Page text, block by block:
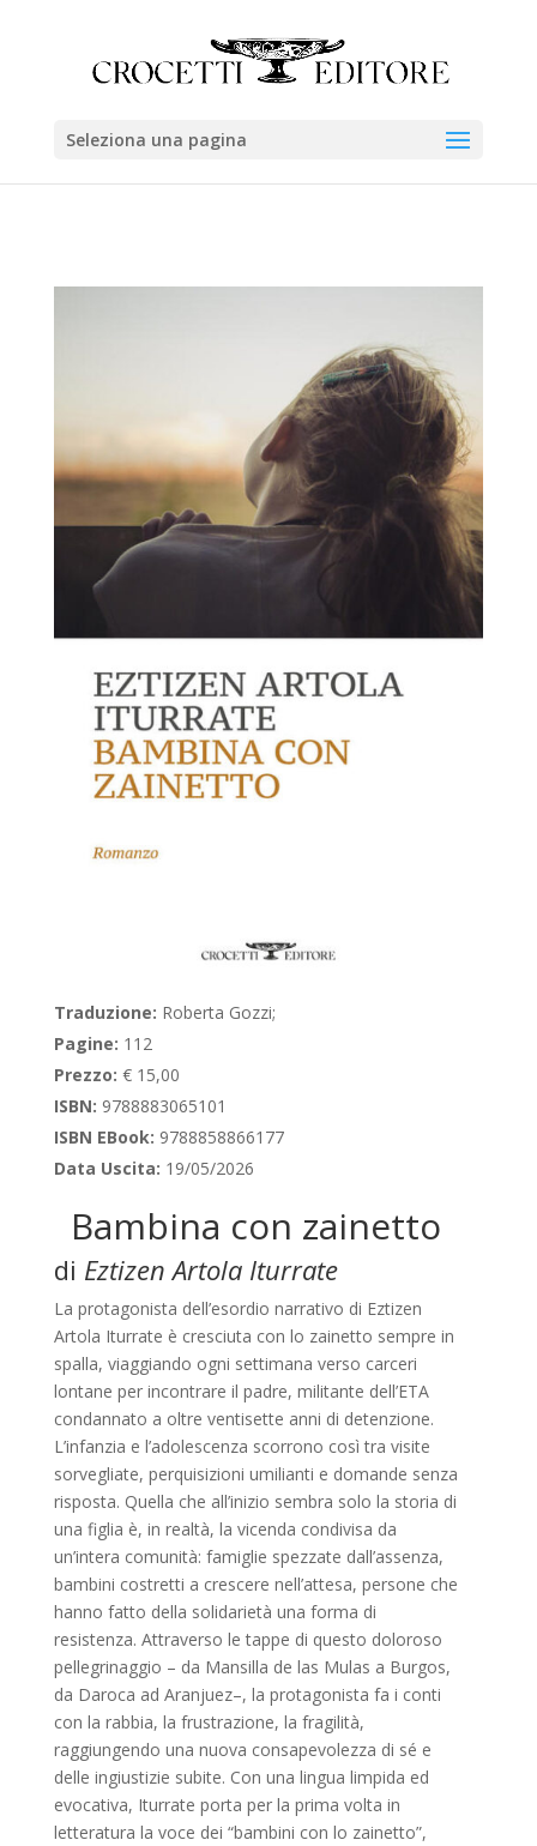
Seleziona una pagina
Traduzione: Roberta Gozzi;
Pagine: 112
Prezzo: € 15,00
ISBN: 9788883065101
ISBN EBook: 9788858866177
Data Uscita: 19/05/2026
Bambina con zainetto
di Eztizen Artola Iturrate
La protagonista dell’esordio narrativo di Eztizen
Artola Iturrate è cresciuta con lo zainetto sempre in
spalla, viaggiando ogni settimana verso carceri
lontane per incontrare il padre, militante dell’ETA
condannato a oltre ventisette anni di detenzione.
L’infanzia e l’adolescenza scorrono così tra visite
sorvegliate, perquisizioni umilianti e domande senza
risposta. Quella che all’inizio sembra solo la storia di
una figlia è, in realtà, la vicenda condivisa da
un’intera comunità: famiglie spezzate dall’assenza,
bambini costretti a crescere nell’attesa, persone che
hanno fatto della solidarietà una forma di
resistenza. Attraverso le tappe di questo doloroso
pellegrinaggio – da Mansilla de las Mulas a Burgos,
da Daroca ad Aranjuez–, la protagonista fa i conti
con la rabbia, la frustrazione, la fragilità,
raggiungendo una nuova consapevolezza di sé e
delle ingiustizie subite. Con una lingua limpida ed
evocativa, Iturrate porta per la prima volta in
letteratura la voce dei “bambini con lo zainetto”,